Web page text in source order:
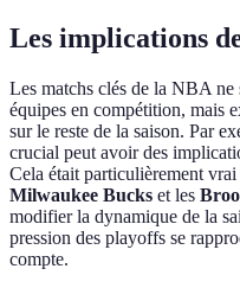
Les implications
Les matchs clés de la NBA
équipes en compétition, mais
sur le reste de la saison. Par
crucial peut avoir des
Cela était particulièrement
Milwaukee Bucks et les
modifier la dynamique de la
pression des playoffs se
compte.